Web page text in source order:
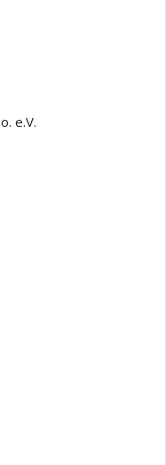
e.V.